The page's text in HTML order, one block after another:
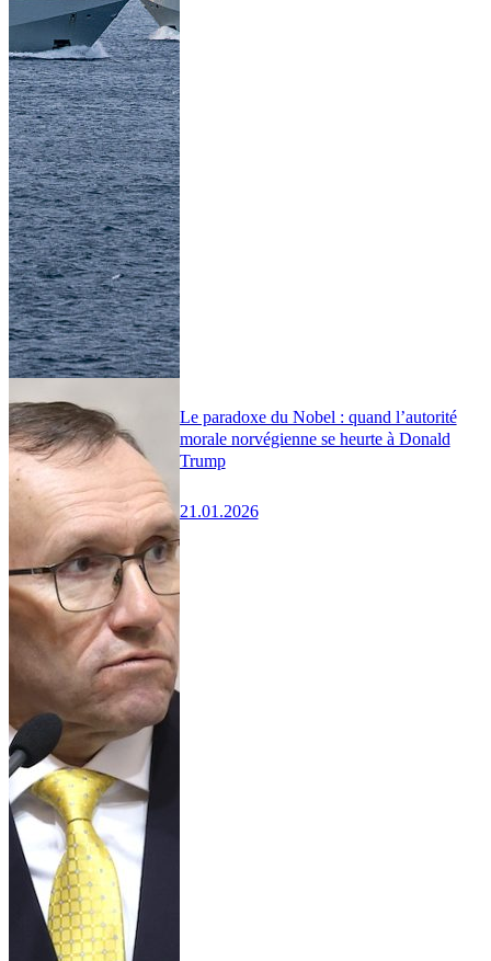
Le paradoxe du Nobel : quand l’autorité
morale norvégienne se heurte à Donald
Trump
21.01.2026